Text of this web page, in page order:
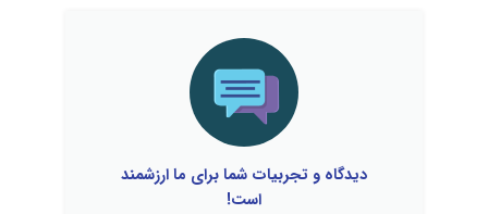
دیدگاه و تجربیات شما برای ما ارزشمند
است!